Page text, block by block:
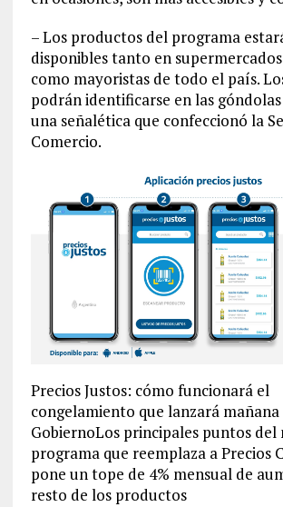
– Los productos del programa
disponibles tanto en
como mayoristas de todo el país.
podrán identificarse en las
una señalética que confeccionó la
Comercio.
Precios Justos: cómo funcionará el
congelamiento que lanzará mañana
GobiernoLos principales puntos del
programa que reemplaza a Precios
pone un tope de 4% mensual de
resto de los productos